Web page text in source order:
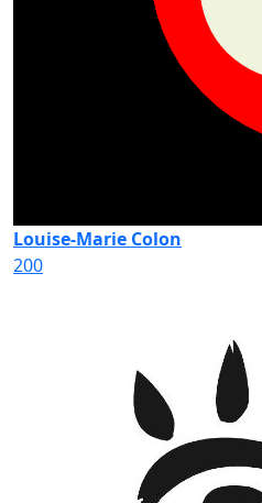
Louise-Marie Colon
200